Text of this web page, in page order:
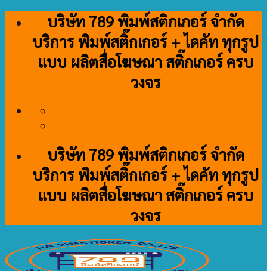
content
บริษัท 789 พิมพ์สติกเกอร์ จำกัด
บริการ พิมพ์สติ๊กเกอร์ + ไดคัท ทุกรูป
แบบ ผลิตสื่อโฆษณา สติ๊กเกอร์ ครบ
วงจร
บริษัท 789 พิมพ์สติกเกอร์ จำกัด
บริการ พิมพ์สติ๊กเกอร์ + ไดคัท ทุกรูป
แบบ ผลิตสื่อโฆษณา สติ๊กเกอร์ ครบ
วงจร